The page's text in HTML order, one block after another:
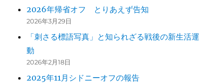
2026年帰省オフ とりあえず告知
2026年3月29日
「刺さる標語写真」と知られざる戦後の新生活運
動
2026年2月18日
2025年11月シドニーオフの報告